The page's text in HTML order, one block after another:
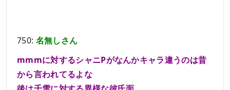
750: 名無しさん
mmmに対するシャニPがなんかキャラ違うのは昔
から言われてるよな